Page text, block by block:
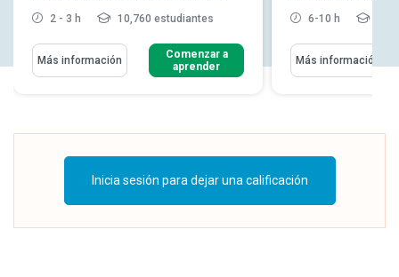
2 - 3 h 10,760 estudiantes
Más información
Comenzar a
aprender
6-10 h
Más información
Inicia sesión para dejar una calificación